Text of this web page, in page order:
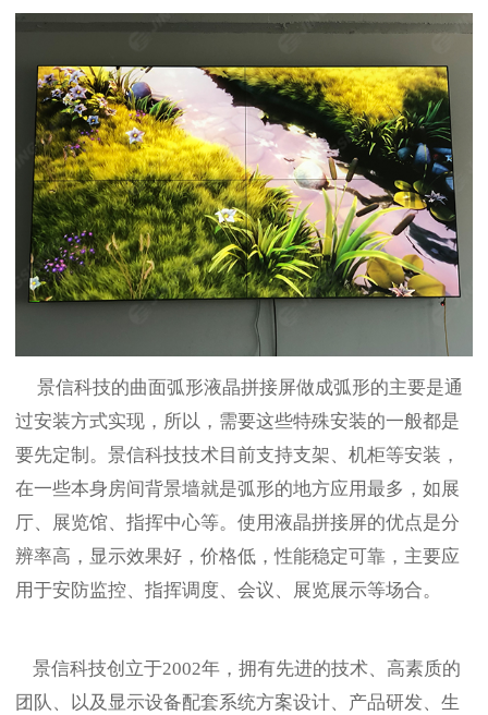
景信科技的曲面弧形液晶拼接屏做成弧形的主要是通
过安装方式实现，所以，需要这些特殊安装的一般都是
要先定制。景信科技技术目前支持支架、机柜等安装，
在一些本身房间背景墙就是弧形的地方应用最多，如展
厅、展览馆、指挥中心等。使用液晶拼接屏的优点是分
辨率高，显示效果好，价格低，性能稳定可靠，主要应
用于安防监控、指挥调度、会议、展览展示等场合。
景信科技创立于2002年，拥有先进的技术、高素质的
团队、以及显示设备配套系统方案设计、产品研发、生